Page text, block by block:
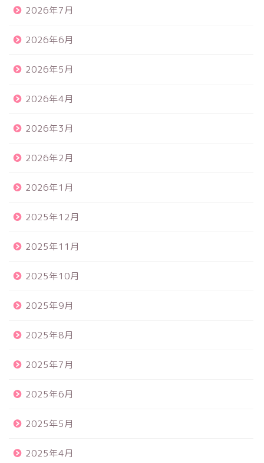
2026年7月
2026年6月
2026年5月
2026年4月
2026年3月
2026年2月
2026年1月
2025年12月
2025年11月
2025年10月
2025年9月
2025年8月
2025年7月
2025年6月
2025年5月
2025年4月